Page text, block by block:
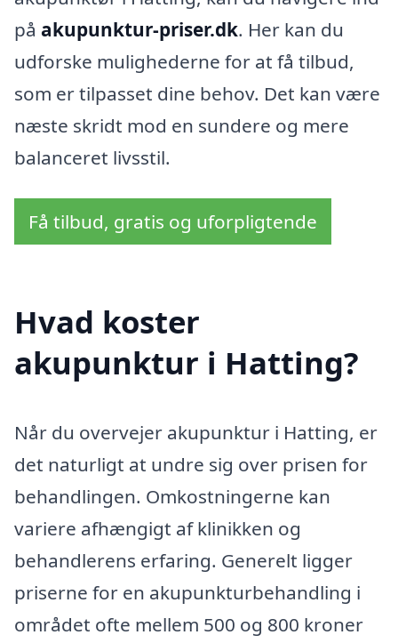
på akupunktur-priser.dk. Her kan du
udforske mulighederne for at få tilbud,
som er tilpasset dine behov. Det kan være
næste skridt mod en sundere og mere
balanceret livsstil.
Få tilbud, gratis og uforpligtende
Hvad koster
akupunktur i Hatting?
Når du overvejer akupunktur i Hatting, er
det naturligt at undre sig over prisen for
behandlingen. Omkostningerne kan
variere afhængigt af klinikken og
behandlerens erfaring. Generelt ligger
priserne for en akupunkturbehandling i
området ofte mellem 500 og 800 kroner